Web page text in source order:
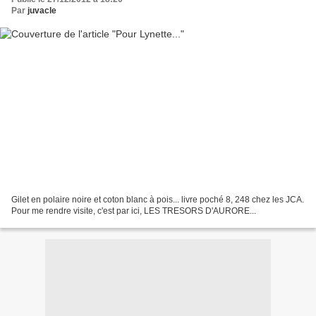
Par juvacle
Gilet en polaire noire et coton blanc à pois... livre poché 8, 248 chez les JCA.
Pour me rendre visite, c'est par ici, LES TRESORS D'AURORE...